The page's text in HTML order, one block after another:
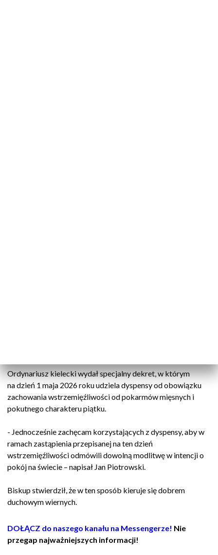
Ordynariusz kielecki wydał specjalny dekret, w którym
na dzień 1 maja 2026 roku udziela dyspensy od obowiązku
zachowania wstrzemięźliwości od pokarmów mięsnych i
pokutnego charakteru piątku.
- Jednocześnie zachęcam korzystających z dyspensy, aby w
ramach zastąpienia przepisanej na ten dzień
wstrzemięźliwości odmówili dowolną modlitwę w intencji o
pokój na świecie – napisał Jan Piotrowski.
Biskup stwierdził, że w ten sposób kieruje się dobrem
duchowym wiernych.
DOŁĄCZ do naszego kanału na Messengerze! Nie
przegap najważniejszych informacji!